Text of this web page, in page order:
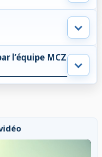
l’équipe MCZ